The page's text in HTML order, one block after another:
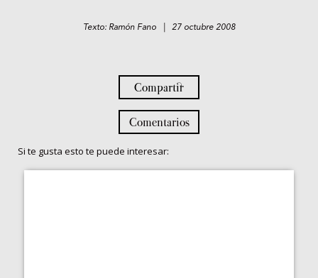
Texto: Ramón Fano | 27 octubre 2008
Compartir
Comentarios
Si te gusta esto te puede interesar: